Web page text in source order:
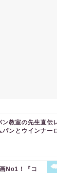
ン教室の先生直伝
パンとウインナー
No1！『コ